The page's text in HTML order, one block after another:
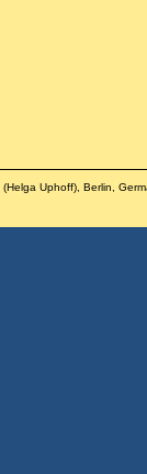
(Helga Uphoff), Berlin,